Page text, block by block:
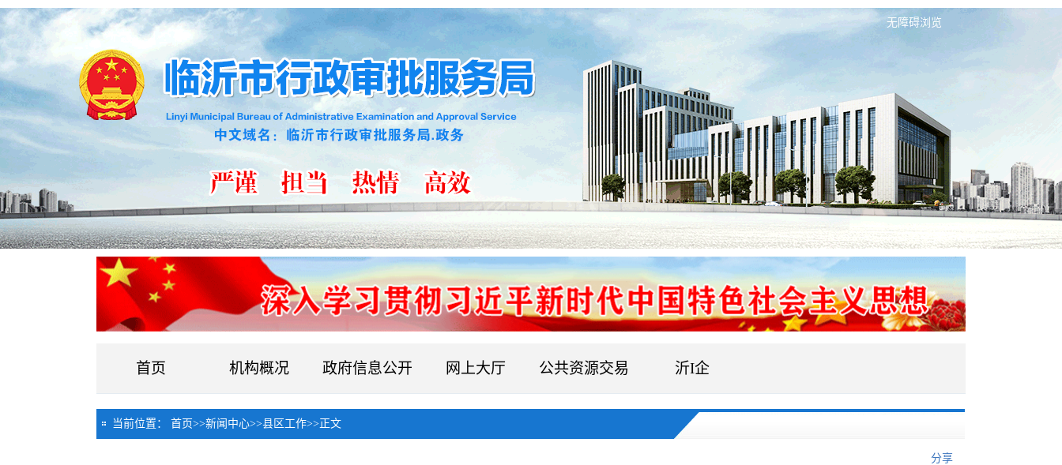
无障碍浏览
首页 机构概况 政府信息公开 网上大厅 公共资源交易 沂I企
当前位置： 首页>>新闻中心>>县区工作>> 正文
分享